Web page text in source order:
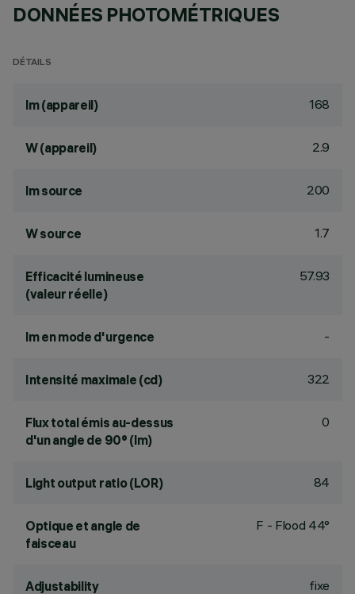
DONNÉES PHOTOMÉTRIQUES
DÉTAILS
lm (appareil) 168
W (appareil) 2.9
lm source 200
W source 1.7
Efficacité lumineuse
(valeur réelle)
57.93
lm en mode d'urgence -
Intensité maximale (cd) 322
Flux total émis au-dessus
d'un angle de 90° (lm)
0
Light output ratio (LOR) 84
Optique et angle de
faisceau
F - Flood 44°
Adjustability fixe